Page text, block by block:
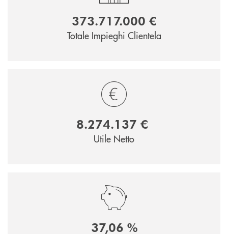
373.717.000 €
Totale Impieghi Clientela
8.274.137 €
Utile Netto
37,06 %